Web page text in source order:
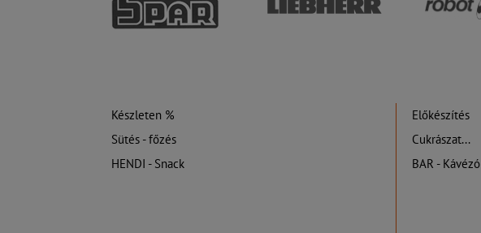
Készleten % Előkészítés
Sütés - főzés
Cukrászat...
HENDI - Snack
BAR - Kávézó